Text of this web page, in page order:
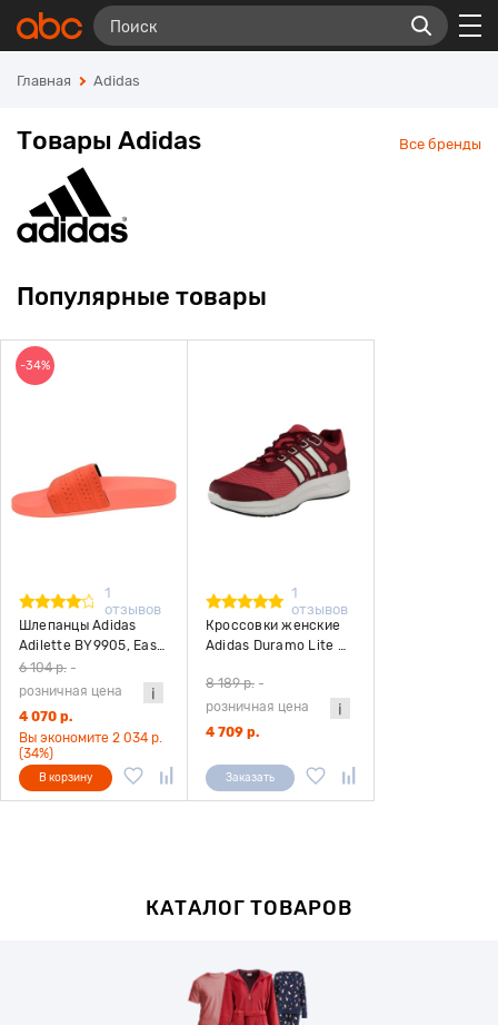
Главная Adidas
Товары Adidas Все бренды
Популярные товары
-34%
1
отзывов
Шлепанцы Adidas
Adilette BY9905, Easy
Coral
6 104 р. -
розничная цена
4 070 р.
Вы экономите 2 034 р.
(34%)
В корзину
1
отзывов
Кроссовки женские
Adidas Duramo Lite W
8 189 р. -
розничная цена
4 709 р.
Заказать
КАТАЛОГ ТОВАРОВ